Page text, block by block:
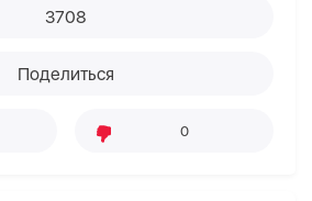
3708
Поделиться
0